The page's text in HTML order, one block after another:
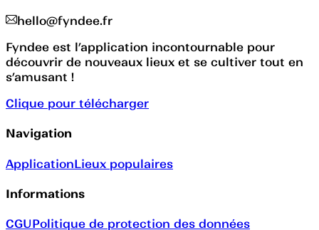
hello@fyndee.fr
Fyndee est l’application incontournable pour
découvrir de nouveaux lieux et se cultiver tout en
s’amusant !
Clique pour télécharger
Navigation
ApplicationLieux populaires
Informations
CGUPolitique de protection des données